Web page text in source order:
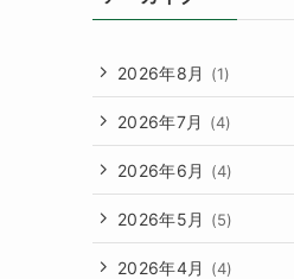
2026年8月 (1)
2026年7月 (4)
2026年6月 (4)
2026年5月 (5)
2026年4月 (4)